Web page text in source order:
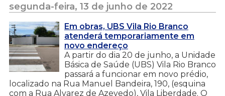
segunda-feira, 13 de junho de 2022
Em obras, UBS Vila Rio Branco
atenderá temporariamente em
novo endereço
A partir do dia 20 de junho, a Unidade
Básica de Saúde (UBS) Vila Rio Branco
passará a funcionar em novo prédio,
localizado na Rua Manuel Bandeira, 190, (esquina
com a Rua Alvarez de Azevedo), Vila Liberdade. O